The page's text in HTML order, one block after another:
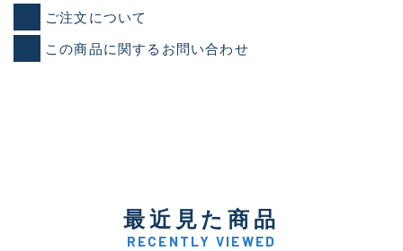
ご注文について
この商品に関するお問い合わせ
最近見た商品
RECENTLY VIEWED